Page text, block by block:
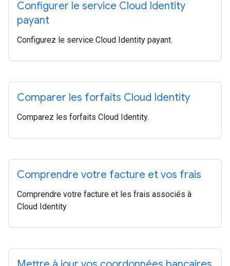
Configurer le service Cloud Identity
payant
Configurez le service Cloud Identity payant.
Comparer les forfaits Cloud Identity
Comparez les forfaits Cloud Identity.
Comprendre votre facture et vos frais
Comprendre votre facture et les frais associés à
Cloud Identity